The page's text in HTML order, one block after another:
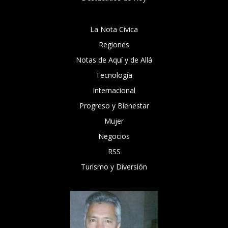
La Nota Cívica
Regiones
Notas de Aquí y de Allá
Tecnología
Internacional
Progreso y Bienestar
Mujer
Negocios
RSS
Turismo y Diversión